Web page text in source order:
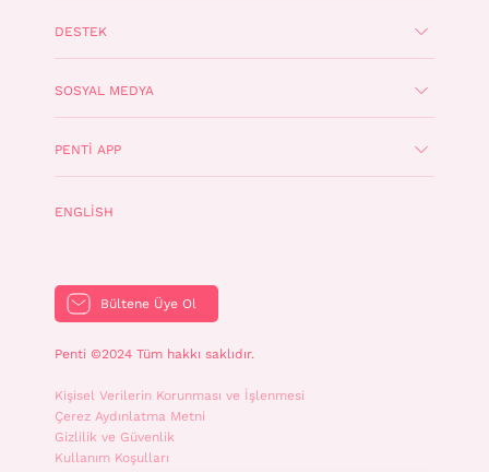
DESTEK
SOSYAL MEDYA
PENTI APP
ENGLISH
Bültene Üye Ol
Penti ©2024 Tüm hakkı saklıdır.
Kişisel Verilerin Korunması ve İşlenmesi
Çerez Aydınlatma Metni
Gizlilik ve Güvenlik
Kullanım Koşulları